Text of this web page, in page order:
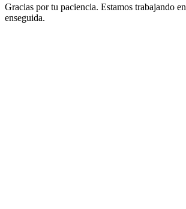
Gracias por tu paciencia. Estamos trabajando
enseguida.